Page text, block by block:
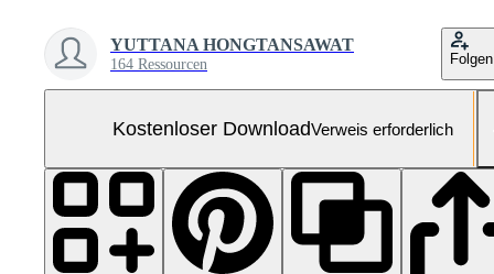
YUTTANA HONGTANSAWAT
164 Ressourcen Folgen
Kostenloser DownloadVerweis erforderlich